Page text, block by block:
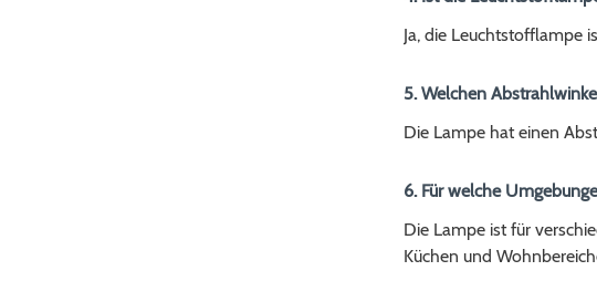
Ja, die Leuchtstofflampe
5. Welchen
Die Lampe hat einen
6. Für welche
Die Lampe ist für
Küchen und